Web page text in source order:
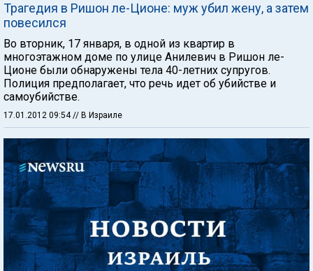
Трагедия в Ришон ле-Ционе: муж убил жену, а затем
повесился
Во вторник, 17 января, в одной из квартир в
многоэтажном доме по улице Анилевич в Ришон ле-
Ционе были обнаружены тела 40-летних супругов.
Полиция предполагает, что речь идет об убийстве и
самоубийстве.
17.01.2012 09:54// В Израиле